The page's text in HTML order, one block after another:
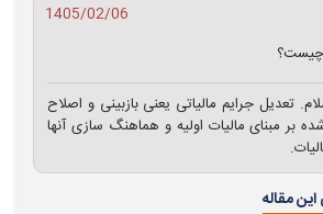
1405/02/06
چیست؟
تعدیل جرایم مالیاتی یعنی بازبینی و اصلاح
بر مبنای مالیات اولیه و هماهنگ‌ سازی آنها
مقاله